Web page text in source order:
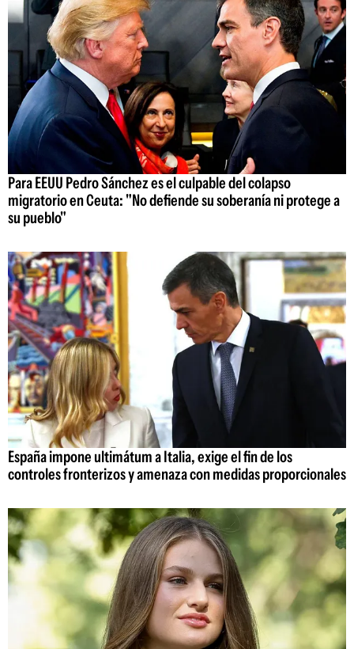
Para EEUU Pedro Sánchez es el culpable del colapso
migratorio en Ceuta: "No defiende su soberanía ni protege a
su pueblo"
España impone ultimátum a Italia, exige el fin de los
controles fronterizos y amenaza con medidas proporcionales